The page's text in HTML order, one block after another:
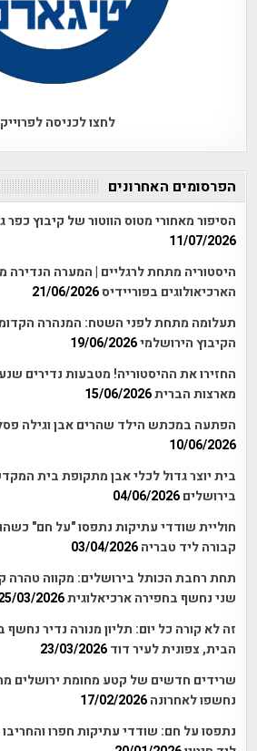
לחצו לכניסה
הפרסומים האחרונים
הסיפור מאחורי מטוס הווטור של קיבוץ כפר
11/07/2026
היסטוריה מתחת לרגליים | המערה
הארכיאולוגים בפוריידיס21/06/2026
תעלומה מתחת לפני השטח: המנהרה
הקיבוץ הירושלמי19/06/2026
החזירו את ההיסטוריה! מטבעות נדירים
מארצות הברית15/06/2026
הפתעה במכתש הילד שהרים אבן וגילה פסלון
10/06/2026
בית יוצר גדול לכלי אבן מתקופת בית
בירושלים 04/06/2026
חוליית שודדי עתיקות נתפסו "על חם"
קבורה ליד טבריה 03/04/2026
תחת רחבת הכותל בירושלים: מקווה טהרה
שני נחשף בחפירה ארכיאלוגית03/2026
זה לא קורה כל יום: תליון מנורה נדיר
הבית, צפונית לעיר דוד 23/03/2026
שרידים חדשים של קטע מחומת ירושלים
נחשפו לאחרונה 17/02/2026
נתפסו על חם: שודדי עתיקות חפרו